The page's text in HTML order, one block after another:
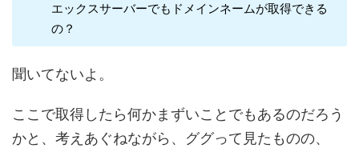
エックスサーバーでもドメインネームが取得できる
の？
聞いてないよ。
ここで取得したら何かまずいことでもあるのだろう
かと、考えあぐねながら、ググって見たものの、